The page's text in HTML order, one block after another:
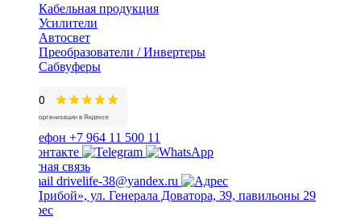
Кабельная продукция
Усилители
Автосвет
Преобразователи / Инвертеры
Сабвуферы
+7 964 11 500 11
Обратная связь
drivelife-38@yandex.ru
ТЦ «Прибой», ул. Генерала Доватора, 39, павильоны 29